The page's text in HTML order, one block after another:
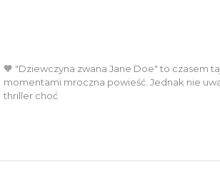
🧡 "Dziewczyna zwana Jane Doe" to czasem
momentami mroczna powieść. Jednak nie
thriller choć